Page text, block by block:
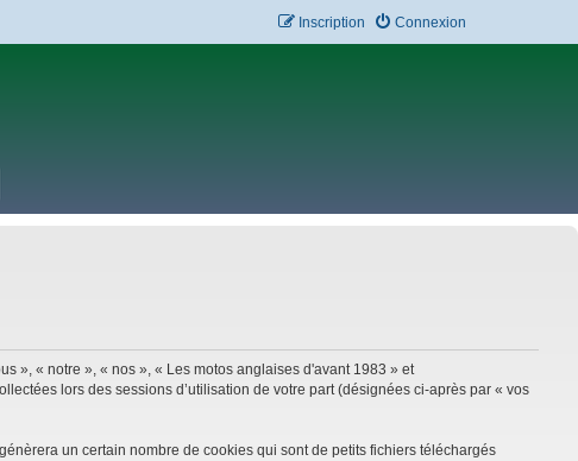
Connexion
Inscription
», « notre », « nos », « Les motos anglaises d'avant 1983 » et
lors des sessions d’utilisation de votre part (désignées ci-après par « vos
un certain nombre de cookies qui sont de petits fichiers téléchargés